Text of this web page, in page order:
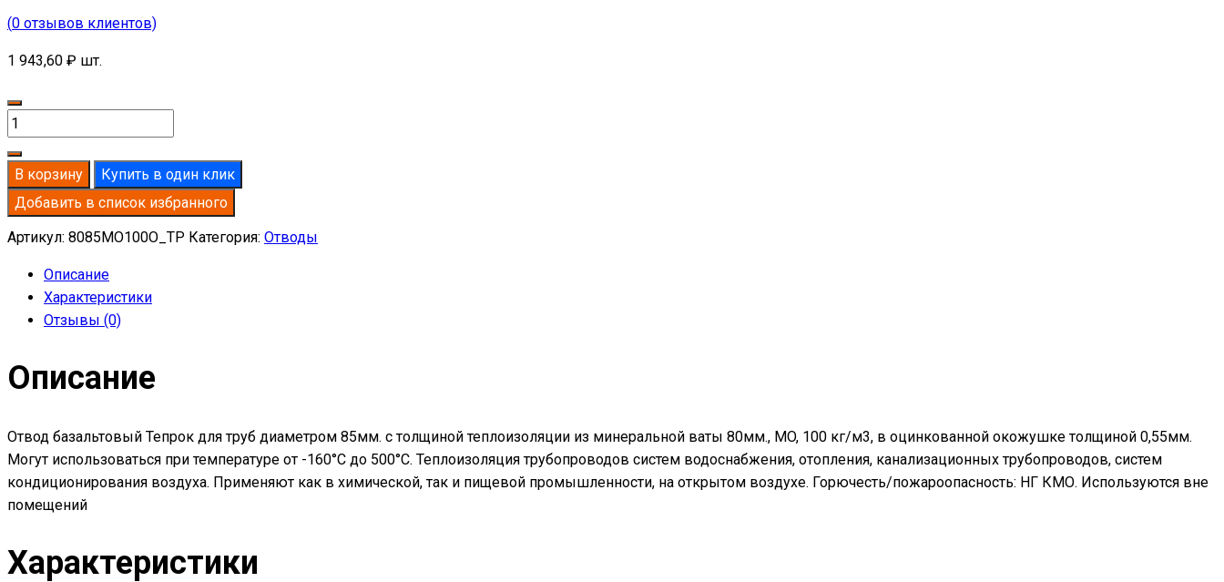
(0 отзывов клиентов)
1 943,60 ₽ шт.
Количество
товара
Отвод
базальтовый
D85-
T80
100
оцинкованной
толщиной
0,55мм
В корзину
Купить в один клик
Добавить в список избранного
Артикул: 8085MO100O_TP Категория: Отводы
Описание
Характеристики
Отзывы (0)
Описание
Отвод базальтовый Тепрок для труб диаметром 85мм. с толщиной теплоизоляции из минеральной ваты 80мм., MO, 100 кг/м3, в оцинкованной окожушке толщиной 0,55мм.
Могут использоваться при температуре от -160°С до 500°С. Теплоизоляция трубопроводов систем водоснабжения, отопления, канализационных трубопроводов, систем
кондиционирования воздуха. Применяют как в химической, так и пищевой промышленности, на открытом воздухе. Горючесть/пожароопасность: НГ КМО. Используются вне
помещений
Характеристики